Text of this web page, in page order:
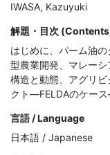
IWASA, Kazuyuki
解題・目次
はじめに、パーム油
型農業開発、マレー
構造と動態、アグリ
クト―FELDAのケース
言語 / Language
日本語 / Japanese